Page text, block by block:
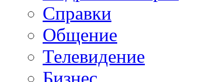
Справки
Общение
Телевидение
Бизнеc